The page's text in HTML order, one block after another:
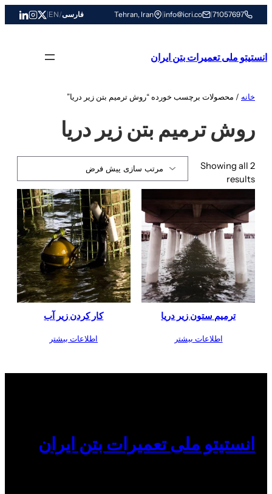
به
71057697
|
info@icri.co
|
Tehran, Iran فارسی/
EN
|
انستیتو ملی تعمیرات بتن ایران
خانه / محصولات برچسب خورده “روش ترمیم بتن زیر دریا”
روش ترمیم بتن زیر دریا
Showing all 2
results
ترمیم ستون زیر دریا
اطلاعات بیشتر
کار کردن زیر آب
اطلاعات بیشتر
انستیتو ملی تعمیرات بتن ایران